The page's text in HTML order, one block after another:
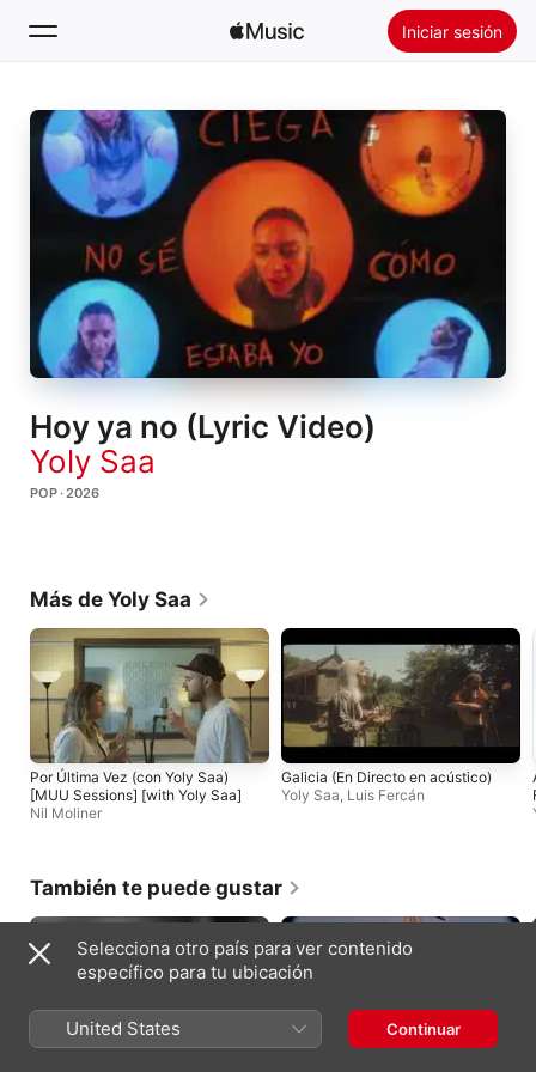
Iniciar sesión
Buscar
Inicio
Novedades
Radio
Instalar Apple Music
Hoy ya no (Lyric Video)
Yoly Saa
POP · 2026
Más de Yoly Saa
Por Última Vez (con Yoly Saa)
[MUU Sessions] [with Yoly Saa]
Nil Moliner
Galicia (En Directo en acústico)
Yoly Saa Luis Fercán
También te puede gustar
Selecciona otro país para ver contenido
específico para tu ubicación
United States Continuar